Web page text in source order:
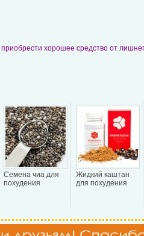
хорошее средство от
Семена чиа для
похудения
Жидкий каштан
для похудения